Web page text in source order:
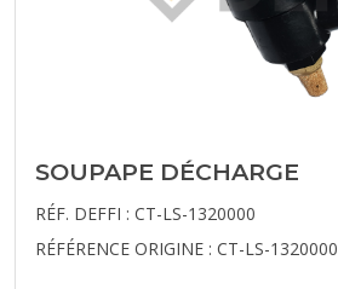
SOUPAPE DÉCHARGE
RÉF. DEFFI : CT-LS-1320000
RÉFÉRENCE ORIGINE : CT-LS-1320000